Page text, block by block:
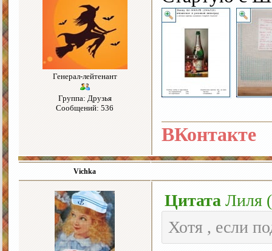
Генерал-лейтенант
Группа: Друзья
Сообщений: 536
ВКонтакте
Vichka
Цитата Лиля (
Хотя , если